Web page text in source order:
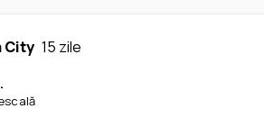
City 15 zile